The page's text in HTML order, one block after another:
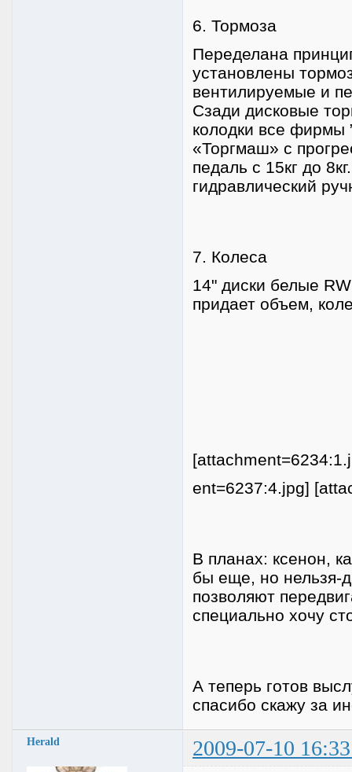
6. Тормоза
Переделана
установлены
вентилируемые и
Сзади дисковые
колодки все фирмы
«Торгмаш» с
педаль с 15кг до
гидравлический
7. Колеса
14" диски белые
придает объем,
ent=6237:4.jpg]
В планах: ксенон,
бы еще, но нельзя-
позволяют
специально хочу
А теперь готов
спасибо скажу за
Herald 2009-07-10